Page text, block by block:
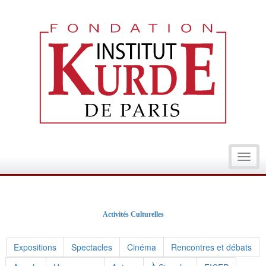
Activités Culturelles
Expositions Spectacles Cinéma
Rencontres et débats